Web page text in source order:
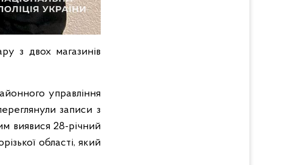
з двох магазинів
управління
записи з
виявися 28-річний
області, який